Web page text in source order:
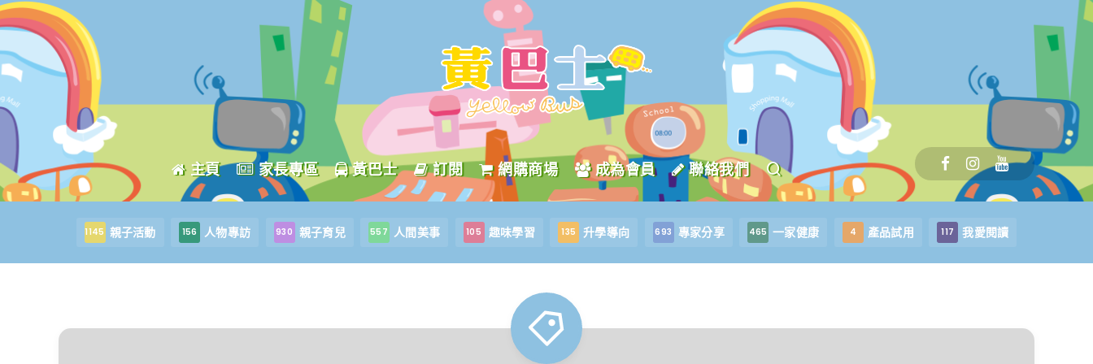
主頁 家長專區 黃巴士 訂閱 網購商場 成為會員 聯絡我們
1145 親子活動 156 人物專訪 930 親子育兒 557 人間美事 105 趣味學習 135 升學導向 693 專家分享 465 一家健康 4 產品試用 117 我愛閱讀